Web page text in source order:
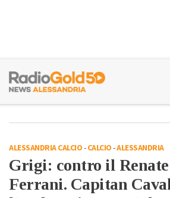
ALESSANDRIA CALCIO-CALCIO-ALESSANDRIA
Grigi: contro il Renate
Ferrani. Capitan